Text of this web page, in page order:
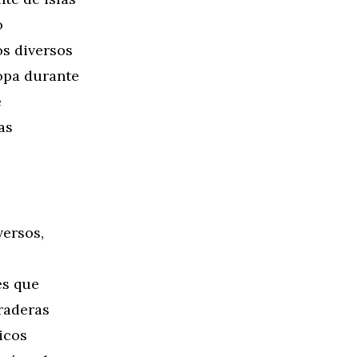
diversos
durante
que